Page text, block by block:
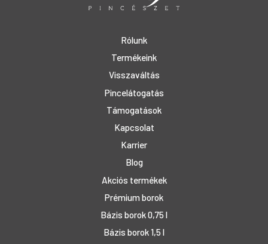
Rólunk
Termékeink
Visszaváltás
Pincelátogatás
Támogatások
Kapcsolat
Karrier
Blog
Akciós termékek
Prémium borok
Bázis borok 0,75 l
Bázis borok 1,5 l